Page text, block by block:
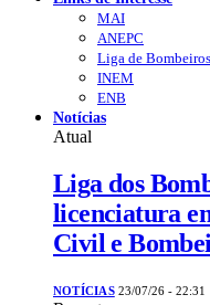
MAI
ANEPC
Liga de Bombeiros
INEM
ENB
Notícias
Atual
Liga dos
licenciatura
Civil e
NOTÍCIAS 23/07/26 - 22:31